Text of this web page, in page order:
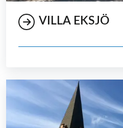
VILLA EKSJÖ